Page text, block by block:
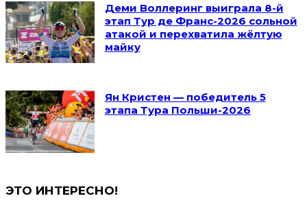
Деми Воллеринг выиграла 8-й
этап Тур де Франс-2026 сольной
атакой и перехватила жёлтую
майку
Ян Кристен — победитель 5
этапа Тура Польши-2026
ЭТО ИНТЕРЕСНО!